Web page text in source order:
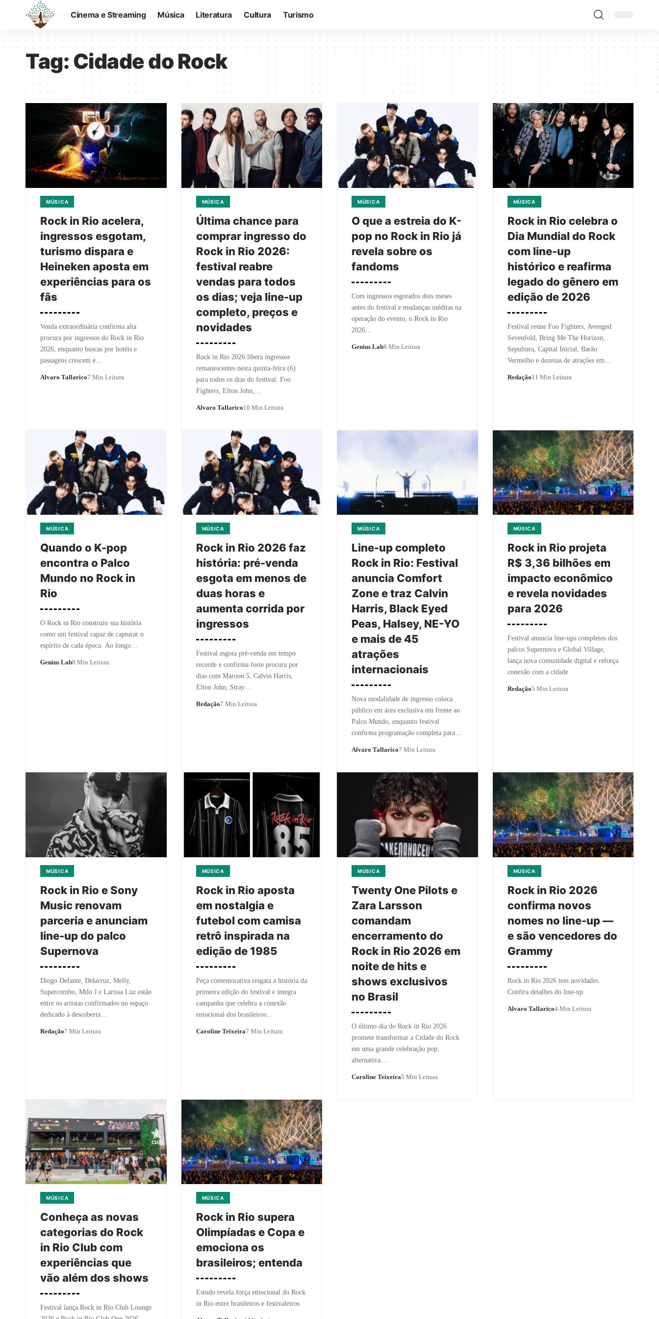
Cinema e Streaming Música Literatura Cultura Turismo
Tag:Cidade do Rock
MÚSICA
Rock in Rio acelera,
ingressos esgotam,
turismo dispara e
Heineken aposta em
experiências para os
fãs
Venda extraordinária confirma alta
procura por ingressos do Rock in Rio
2026, enquanto buscas por hotéis e
passagens crescem e…
Alvaro Tallarico7 Min Leitura
MÚSICA
Última chance para
comprar ingresso do
Rock in Rio 2026:
festival reabre
vendas para todos
os dias; veja line-up
completo, preços e
novidades
Rock in Rio 2026 libera ingressos
remanescentes nesta quinta-feira (6)
para todos os dias do festival. Foo
Fighters, Elton John,…
Alvaro Tallarico10 Min Leitura
MÚSICA
O que a estreia do K-
pop no Rock in Rio já
revela sobre os
fandoms
Com ingressos esgotados dois meses
antes do festival e mudanças inéditas na
operação do evento, o Rock in Rio
2026…
Genius Lab8 Min Leitura
MÚSICA
Rock in Rio celebra o
Dia Mundial do Rock
com line-up
histórico e reafirma
legado do gênero em
edição de 2026
Festival reúne Foo Fighters, Avenged
Sevenfold, Bring Me The Horizon,
Sepultura, Capital Inicial, Barão
Vermelho e dezenas de atrações em…
Redação11 Min Leitura
MÚSICA
Quando o K-pop
encontra o Palco
Mundo no Rock in
Rio
O Rock in Rio construiu sua história
como um festival capaz de capturar o
espírito de cada época. Ao longo…
Genius Lab8 Min Leitura
MÚSICA
Rock in Rio 2026 faz
história: pré-venda
esgota em menos de
duas horas e
aumenta corrida por
ingressos
Festival esgota pré-venda em tempo
recorde e confirma forte procura por
dias com Maroon 5, Calvin Harris,
Elton John, Stray…
Redação7 Min Leitura
MÚSICA
Line-up completo
Rock in Rio: Festival
anuncia Comfort
Zone e traz Calvin
Harris, Black Eyed
Peas, Halsey, NE-YO
e mais de 45
atrações
internacionais
Nova modalidade de ingresso coloca
público em área exclusiva em frente ao
Palco Mundo, enquanto festival
confirma programação completa para…
Alvaro Tallarico7 Min Leitura
MÚSICA
Rock in Rio projeta
R$ 3,36 bilhões em
impacto econômico
e revela novidades
para 2026
Festival anuncia line-ups completos dos
palcos Supernova e Global Village,
lança nova comunidade digital e reforça
conexão com a cidade
Redação5 Min Leitura
MÚSICA
Rock in Rio e Sony
Music renovam
parceria e anunciam
line-up do palco
Supernova
Diogo Defante, Delacruz, Melly,
Supercombo, Milo J e Larissa Luz estão
entre os artistas confirmados no espaço
dedicado à descoberta…
Redação7 Min Leitura
MÚSICA
Rock in Rio aposta
em nostalgia e
futebol com camisa
retrô inspirada na
edição de 1985
Peça comemorativa resgata a história da
primeira edição do festival e integra
campanha que celebra a conexão
emocional dos brasileiros…
Caroline Teixeira7 Min Leitura
MÚSICA
Twenty One Pilots e
Zara Larsson
comandam
encerramento do
Rock in Rio 2026 em
noite de hits e
shows exclusivos
no Brasil
O último dia do Rock in Rio 2026
promete transformar a Cidade do Rock
em uma grande celebração pop,
alternativa…
Caroline Teixeira5 Min Leitura
MÚSICA
Rock in Rio 2026
confirma novos
nomes no line-up —
e são vencedores do
Grammy
Rock in Rio 2026 tem novidades.
Confira detalhes do line-up.
Alvaro Tallarico4 Min Leitura
MÚSICA
Conheça as novas
categorias do Rock
in Rio Club com
experiências que
vão além dos shows
Festival lança Rock in Rio Club Lounge
MÚSICA
Rock in Rio supera
Olimpíadas e Copa e
emociona os
brasileiros; entenda
Estudo revela força emocional do Rock
in Rio entre brasileiros e festivaleiros